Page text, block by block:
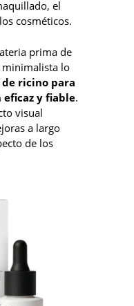
el
cosméticos.
prima de
lo
ricino para
eficaz y fiable.
visual
a largo
de los